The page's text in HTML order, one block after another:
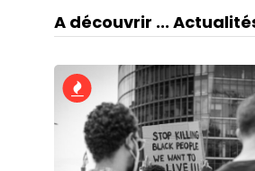
A découvrir ...